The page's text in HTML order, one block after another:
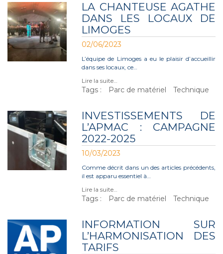
LA CHANTEUSE AGATHE
DANS LES LOCAUX DE
LIMOGES
02/06/2023
L’équipe de Limoges a eu le plaisir d’accueillir
dans ses locaux, ce…
Lire la suite…
Tags : Parc de matériel Technique
INVESTISSEMENTS DE
L’APMAC : CAMPAGNE
2022-2025
10/03/2023
Comme décrit dans un des articles précédents,
il est apparu essentiel à…
Lire la suite…
Tags : Parc de matériel Technique
INFORMATION SUR
L’HARMONISATION DES
TARIFS